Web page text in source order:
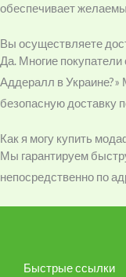
обеспечивает
Вы осуществляете
Да. Многие
Аддералл в
безопасную доставку
Как я могу купить
Мы гарантируем
непосредственно по
Быстрые ссылки